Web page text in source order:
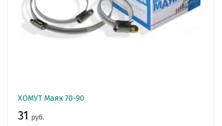
ХОМУТ Маяк 70-90
31 руб.